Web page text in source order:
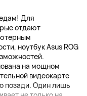
Для
отдают
ноутбук Asus ROG
на мощном
видеокарте
позади. Один лишь